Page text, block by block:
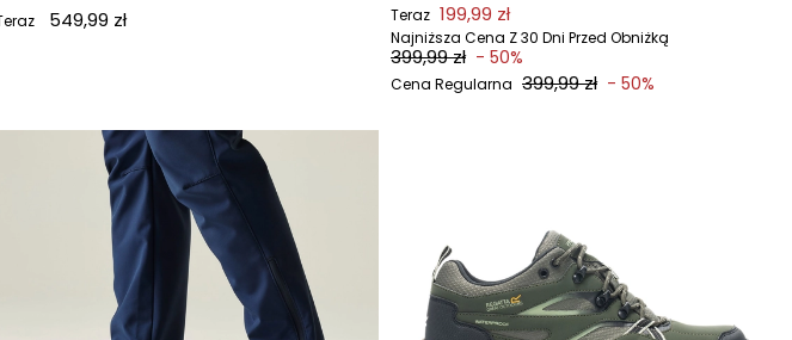
549,99 zł Teraz 199,99 zł
Najniższa Cena Z 30 Dni Przed Obniżką
399,99 zł - 50%
Cena Regularna 399,99 zł - 50%